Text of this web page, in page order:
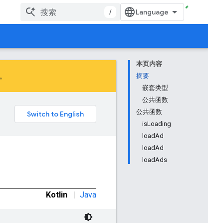
/
本页内容
摘要
嵌套类型
公共函数
公共函数
isLoading
loadAd
loadAd
loadAds
。
Kotlin | Java